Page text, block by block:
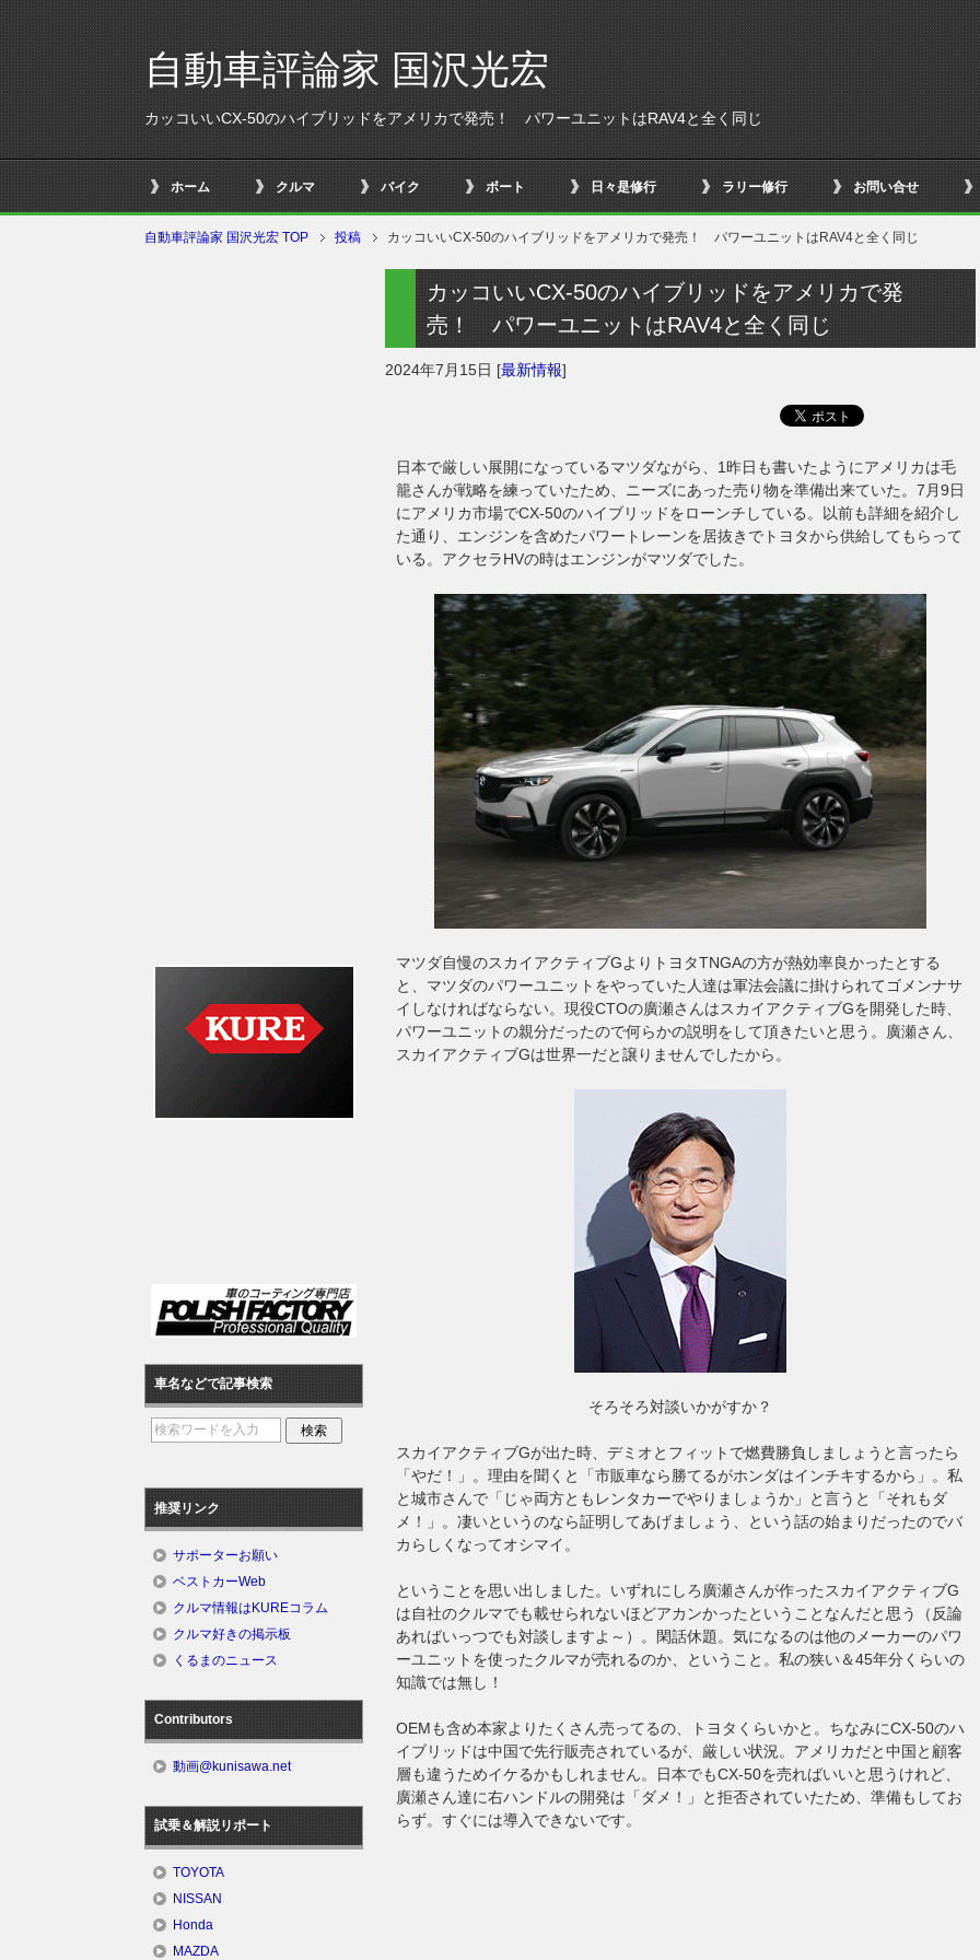
自動車評論家 国沢光宏
カッコいいCX-50のハイブリッドをアメリカで発売！ パワーユニットはRAV4と全く同じ
ホーム クルマ バイク ボート 日々是修行 ラリー修行 お問い合せ
自動車評論家 国沢光宏 TOP 投稿 カッコいいCX-50のハイブリッドをアメリカで発売！ パワーユニットはRAV4と全く同じ
カッコいいCX-50のハイブリッドをアメリカで発
売！ パワーユニットはRAV4と全く同じ
2024年7月15日 [最新情報]
日本で厳しい展開になっているマツダながら、1昨日も書いたようにアメリカは毛
籠さんが戦略を練っていたため、ニーズにあった売り物を準備出来ていた。7月9日
にアメリカ市場でCX-50のハイブリッドをローンチしている。以前も詳細を紹介し
た通り、エンジンを含めたパワートレーンを居抜きでトヨタから供給してもらって
いる。アクセラHVの時はエンジンがマツダでした。
マツダ自慢のスカイアクティブGよりトヨタTNGAの方が熱効率良かったとする
と、マツダのパワーユニットをやっていた人達は軍法会議に掛けられてゴメンナサ
イしなければならない。現役CTOの廣瀬さんはスカイアクティブGを開発した時、
パワーユニットの親分だったので何らかの説明をして頂きたいと思う。廣瀬さん、
スカイアクティブGは世界一だと譲りませんでしたから。
そろそろ対談いかがすか？
スカイアクティブGが出た時、デミオとフィットで燃費勝負しましょうと言ったら
「やだ！」。理由を聞くと「市販車なら勝てるがホンダはインチキするから」。私
と城市さんで「じゃ両方ともレンタカーでやりましょうか」と言うと「それもダ
メ！」。凄いというのなら証明してあげましょう、という話の始まりだったのでバ
カらしくなってオシマイ。
ということを思い出しました。いずれにしろ廣瀬さんが作ったスカイアクティブG
は自社のクルマでも載せられないほどアカンかったということなんだと思う（反論
あればいっつでも対談しますよ～）。閑話休題。気になるのは他のメーカーのパワ
ーユニットを使ったクルマが売れるのか、ということ。私の狭い＆45年分くらいの
知識では無し！
OEMも含め本家よりたくさん売ってるの、トヨタくらいかと。ちなみにCX-50のハ
イブリッドは中国で先行販売されているが、厳しい状況。アメリカだと中国と顧客
層も違うためイケるかもしれません。日本でもCX-50を売ればいいと思うけれど、
廣瀬さん達に右ハンドルの開発は「ダメ！」と拒否されていたため、準備もしてお
らず。すぐには導入できないです。
車名などで記事検索
推奨リンク
サポーターお願い
ベストカーWeb
クルマ情報はKUREコラム
クルマ好きの掲示板
くるまのニュース
Contributors
動画@kunisawa.net
試乗＆解説リポート
TOYOTA
NISSAN
Honda
MAZDA